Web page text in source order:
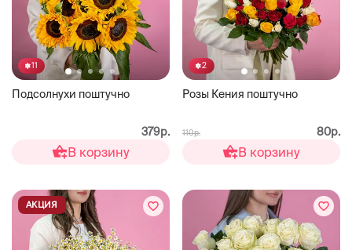
11
Подсолнухи поштучно
379р.
В корзину
2
Розы Кения поштучно
110р. 80р.
В корзину
АКЦИЯ